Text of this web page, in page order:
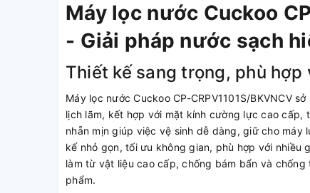
Máy lọc nước Cuckoo
- Giải pháp nước sạch
Thiết kế sang trọng, phù hợp
Máy lọc nước Cuckoo CP-CRPV1101S/BKVNCV
lịch lãm, kết hợp với mặt kính cường lực cao cấp,
nhẵn mịn giúp việc vệ sinh dễ dàng, giữ cho máy
kế nhỏ gọn, tối ưu không gian, phù hợp với nhiều
làm từ vật liệu cao cấp, chống bám bẩn và
phẩm.